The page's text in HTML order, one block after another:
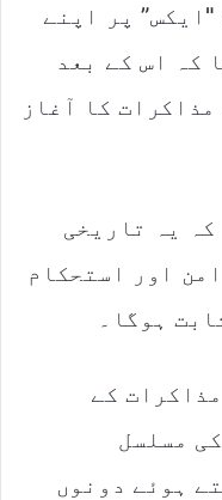
پر اپنے
کہ اس کے بعد
کا آغاز
یہ تاریخی
اور استحکام
ہوگا۔
کے
مسلسل
ہوئے دونوں